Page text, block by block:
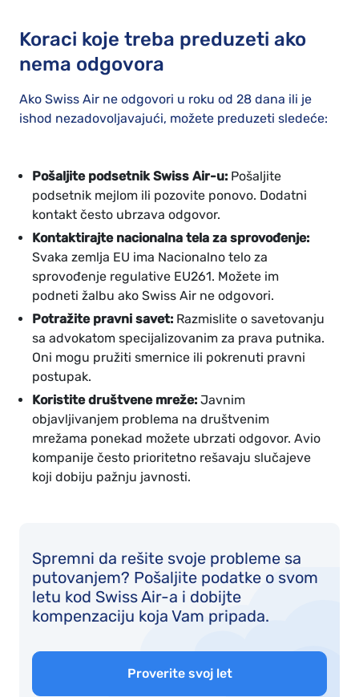
Koraci koje treba preduzeti ako
nema odgovora
Ako Swiss Air ne odgovori u roku od 28 dana ili je
ishod nezadovoljavajući, možete preduzeti sledeće:
Pošaljite podsetnik Swiss Air-u: Pošaljite
podsetnik mejlom ili pozovite ponovo. Dodatni
kontakt često ubrzava odgovor.
Kontaktirajte nacionalna tela za sprovođenje:
Svaka zemlja EU ima Nacionalno telo za
sprovođenje regulative EU261. Možete im
podneti žalbu ako Swiss Air ne odgovori.
Potražite pravni savet: Razmislite o savetovanju
sa advokatom specijalizovanim za prava putnika.
Oni mogu pružiti smernice ili pokrenuti pravni
postupak.
Koristite društvene mreže: Javnim
objavljivanjem problema na društvenim
mrežama ponekad možete ubrzati odgovor. Avio
kompanije često prioritetno rešavaju slučajeve
koji dobiju pažnju javnosti.
Spremni da rešite svoje probleme sa
putovanjem? Pošaljite podatke o svom
letu kod Swiss Air-a i dobijte
kompenzaciju koja Vam pripada.
Proverite svoj let